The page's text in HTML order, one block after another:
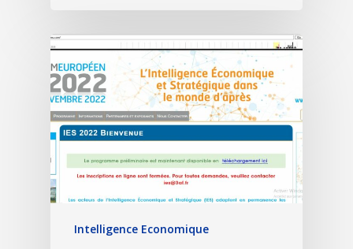
Intelligence Economique